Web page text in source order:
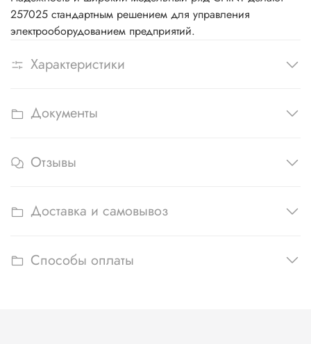
257025 стандартным решением для управления
электрооборудованием предприятий.
Характеристики
Документы
Отзывы
Доставка и самовывоз
Способы оплаты